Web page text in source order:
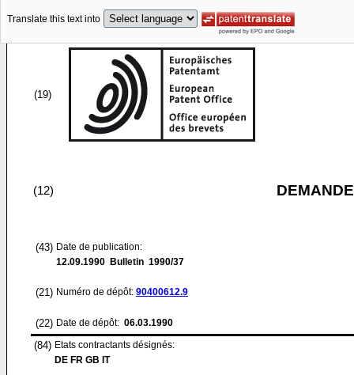
Translate this text into
(19)
(12)
(43) Date de publication:
12.09.1990 Bulletin 1990/37
(21) Numéro de dépôt: 90400612.9
(22) Date de dépôt: 06.03.1990
(84) Etats contractants désignés:
DE FR GB IT